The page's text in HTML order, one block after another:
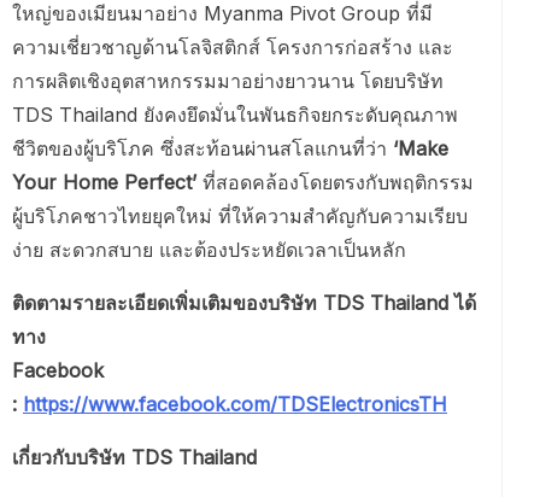
ใหญ่ของเมียนมาอย่าง Myanma Pivot Group ที่มี
ความเชี่ยวชาญด้านโลจิสติกส์ โครงการก่อสร้าง และ
การผลิตเชิงอุตสาหกรรมมาอย่างยาวนาน โดยบริษัท
TDS Thailand ยังคงยึดมั่นในพันธกิจยกระดับคุณภาพ
ชีวิตของผู้บริโภค ซึ่งสะท้อนผ่านสโลแกนที่ว่า ‘Make
Your Home Perfect’ที่สอดคล้องโดยตรงกับพฤติกรรม
ผู้บริโภคชาวไทยยุคใหม่ ที่ให้ความสำคัญกับความเรียบ
ง่าย สะดวกสบาย และต้องประหยัดเวลาเป็นหลัก
ติดตามรายละเอียดเพิ่มเติมของบริษัท TDS Thailand ได้
ทาง
Facebook
: https://www.facebook.com/TDSElectronicsTH
เกี่ยวกับบริษัท TDS Thailand